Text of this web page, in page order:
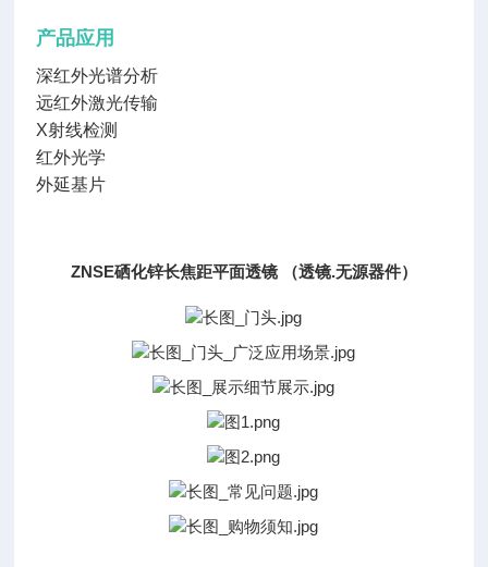
产品应用
深红外光谱分析
远红外激光传输
X射线检测
红外光学
外延基片
ZNSE硒化锌长焦距平面透镜 （透镜.无源器件）